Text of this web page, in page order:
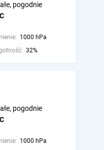
pogodnie
1000 hPa
32%
pogodnie
1000 hPa